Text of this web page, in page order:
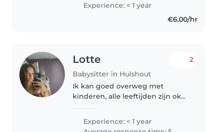
Experience: < 1 year
€6.00/hr
Lotte
Babysitter in Hulshout
2
Ik kan goed overweg met
kinderen, alle leeftijden zijn oke
huishouden en met het
huiswerk.
Experience: < 1 year